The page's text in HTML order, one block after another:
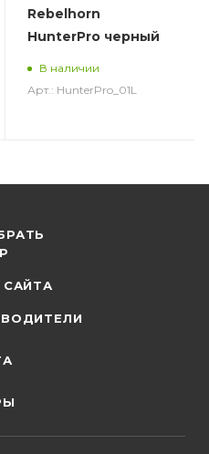
Rebelhorn
HunterPro черный
В наличии
Арт.: HunterPro_01L
САЙТА